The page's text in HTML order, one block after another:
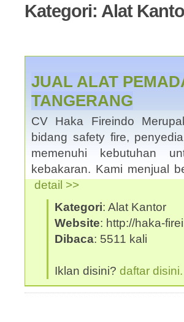
Kategori: Alat
JUAL ALAT
TANGERANG
CV Haka Fireindo
bidang safety fire,
memenuhi kebutuhan
kebakaran. Kami menjual
detail >>
Kategori: Alat Kantor
Website: http://haka-
Dibaca: 5511 kali
Iklan disini? daftar disini.